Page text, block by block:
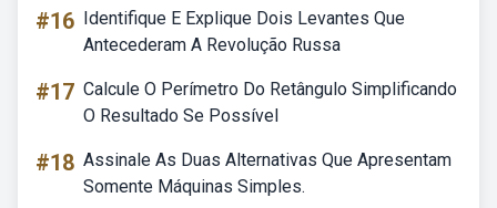
#16 Identifique E Explique Dois Levantes Que
Antecederam A Revolução Russa
#17 Calcule O Perímetro Do Retângulo Simplificando
O Resultado Se Possível
#18 Assinale As Duas Alternativas Que Apresentam
Somente Máquinas Simples.